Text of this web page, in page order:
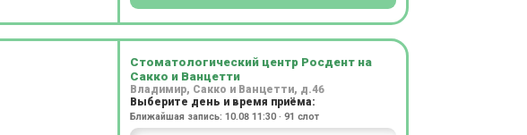
Стоматологический центр Росдент на
Сакко и Ванцетти
Владимир, Сакко и Ванцетти, д.46
Выберите день и время приёма:
Ближайшая запись: 10.08 11:30 · 91 слот